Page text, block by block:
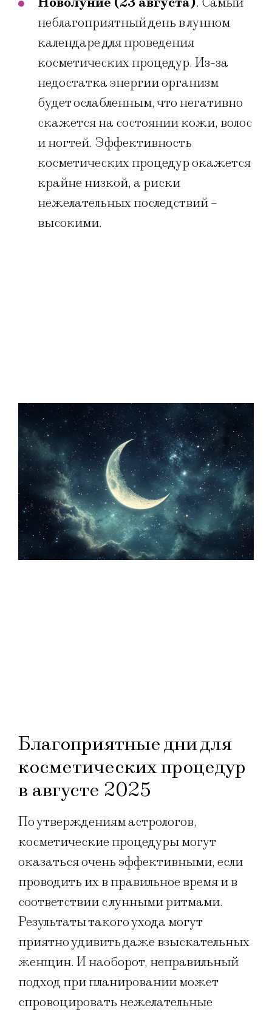
неблагоприятный день в лунном
календаре для проведения
косметических процедур. Из-за
недостатка энергии организм
будет ослабленным, что негативно
скажется на состоянии кожи, волос
и ногтей. Эффективность
косметических процедур окажется
крайне низкой, а риски
нежелательных последствий –
высокими.
Благоприятные дни для
косметических процедур
в августе 2025
По утверждениям астрологов,
косметические процедуры могут
оказаться очень эффективными, если
проводить их в правильное время и в
соответствии с лунными ритмами.
Результаты такого ухода могут
приятно удивить даже взыскательных
женщин. И наоборот, неправильный
подход при планировании может
спровоцировать нежелательные